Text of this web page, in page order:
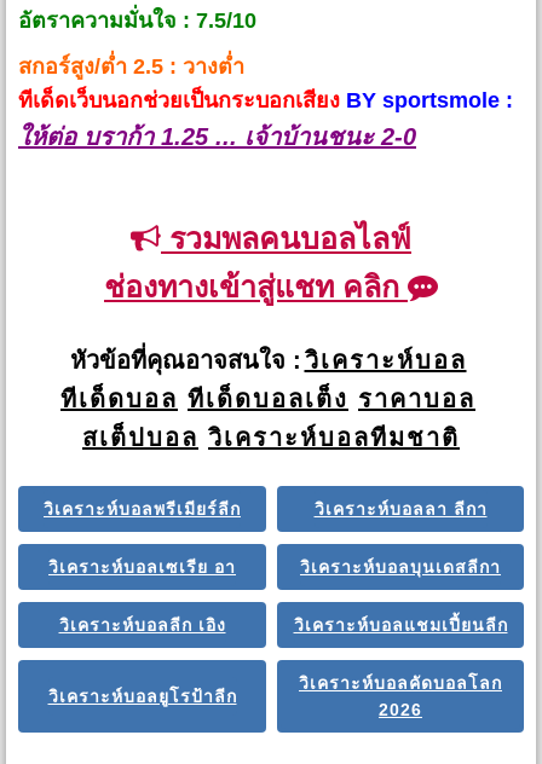
อัตราความมั่นใจ : 7.5/10
สกอร์สูง/ต่ำ 2.5 : วางต่ำ
ทีเด็ดเว็บนอกช่วยเป็นกระบอกเสียง BY sportsmole :
ให้ต่อ บราก้า 1.25 ... เจ้าบ้านชนะ 2-0
รวมพลคนบอลไลฟ์
ช่องทางเข้าสู่แชท คลิก
หัวข้อที่คุณอาจสนใจ : วิเคราะห์บอล
ทีเด็ดบอล ทีเด็ดบอลเต็ง ราคาบอล
สเต็ปบอล วิเคราะห์บอลทีมชาติ
วิเคราะห์บอลพรีเมียร์ลีก วิเคราะห์บอลลา ลีกา
วิเคราะห์บอลเซเรีย อา วิเคราะห์บอลบุนเดสลีกา
วิเคราะห์บอลลีก เอิง วิเคราะห์บอลแชมเปี้ยนลีก
วิเคราะห์บอลยูโรป้าลีก
วิเคราะห์บอลคัดบอลโลก
2026